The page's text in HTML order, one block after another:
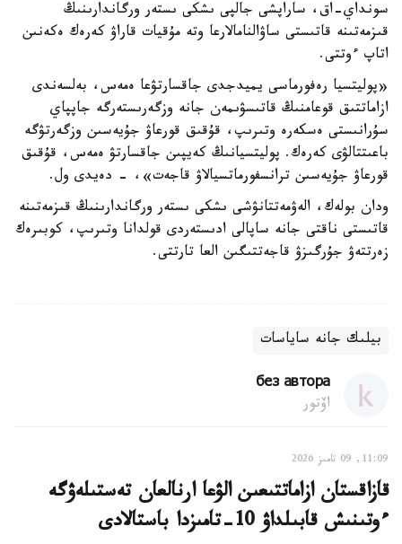
سونداي-اق، ساراپشى جالپى ىشكى ىستەر ورگاندارىنىڭ
قىزمەتىنە قاتىستى ساۋالنامالارعا وتە مۇقيات قاراۋ كەرەك ەكەنىن
اتاپ ءوتتى.
«پوليتسيا رەفورماسى يميدجدى جاقسارتۋعا ەمەس، بەلسەندى
ازاماتتىق قوعامنىڭ قاتىسۋىمەن جانە وزگەرىستەرگە جاپپاي
سۇرانىستى ەسكەرە وتىرىپ، قۇقىق قورعاۋ جۇيەسىن وزگەرتۋگە
باعىتتالۋى كەرەك. پوليتسيانىڭ كەيپىن جاقسارتۋ ەمەس، قۇقىق
قورعاۋ جۇيەسىن ترانسفورماتسيالاۋ قاجەت»، - دەيدى ول.
ودان بولەك، الەۋمەتتانۋشى ىشكى ىستەر ورگاندارىنىڭ قىزمەتىنە
قاتىستى ناقتى جانە ساپالى ادىستەردى قولدانا وتىرىپ، كوبىرەك
زەرتتەۋ جۇرگىزۋ قاجەتتىگىن العا تارتتى.
بيلىك جانە ساياسات
без автора
اۆتور
11:09, 09 تامىز 2026
قازاقستان ازاماتتىعىن الۋعا ارنالعان تەستىلەۋگە
ءوتىنىش قابىلداۋ 10-تامىزدا باستالادى